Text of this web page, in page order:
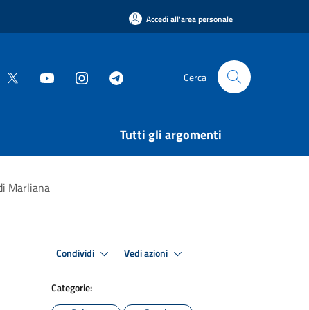
Accedi all'area personale
Cerca
Tutti gli argomenti
Marliana
Condividi Vedi azioni
Categorie: